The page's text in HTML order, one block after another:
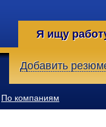
Я ищу
Добавить
По компаниям